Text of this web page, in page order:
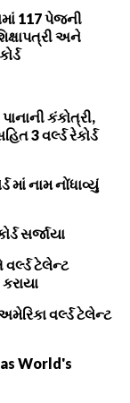
117 પેજની
અને
કંકોત્રી,
3 વર્લ્ડ રેકોર્ડ
માં નામ નોંધાવ્યું
સર્જાયા
વર્લ્ડ ટેલેન્ટ
વર્લ્ડ ટેલેન્ટ
World's